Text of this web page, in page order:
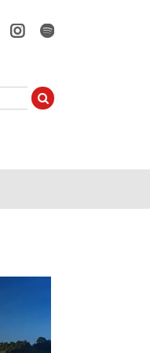
Facebook
Instagram
Spotify